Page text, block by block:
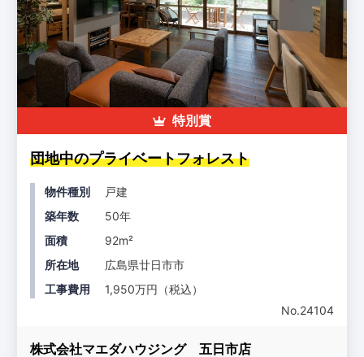
特別賞
団地中のプライベートフォレスト
物件種別
戸建
築年数
50年
面積
92m²
所在地
広島県廿日市市
工事費用
1,950万円（税込）
No.24104
株式会社マエダハウジング 五日市店